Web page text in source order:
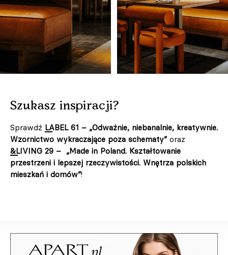
Szukasz inspiracji?
Sprawdź LABEL 61 – „Odważnie, niebanalnie, kreatywnie.
Wzornictwo wykraczające poza schematy” oraz
&LIVING 29 – „Made in Poland. Kształtowanie
przestrzeni i lepszej rzeczywistości. Wnętrza polskich
mieszkań i domów”!